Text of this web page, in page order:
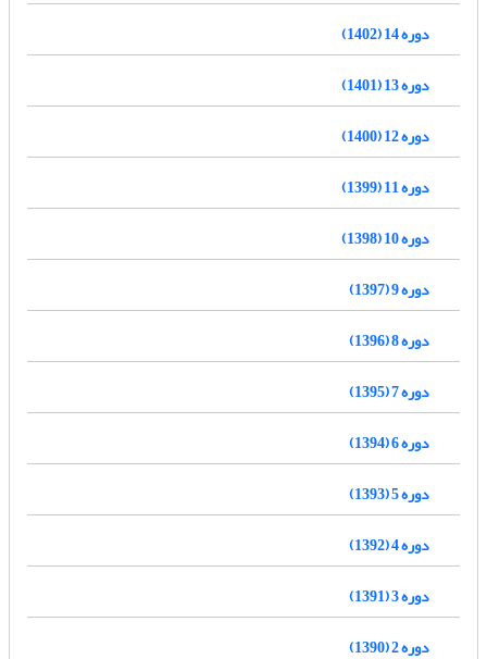
دوره 14 (1402)
دوره 13 (1401)
دوره 12 (1400)
دوره 11 (1399)
دوره 10 (1398)
دوره 9 (1397)
دوره 8 (1396)
دوره 7 (1395)
دوره 6 (1394)
دوره 5 (1393)
دوره 4 (1392)
دوره 3 (1391)
دوره 2 (1390)